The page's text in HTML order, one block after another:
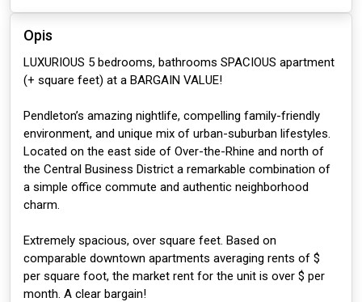
Opis
LUXURIOUS 5 bedrooms, bathrooms SPACIOUS apartment
(+ square feet) at a BARGAIN VALUE!
Pendleton’s amazing nightlife, compelling family-friendly
environment, and unique mix of urban-suburban lifestyles.
Located on the east side of Over-the-Rhine and north of
the Central Business District a remarkable combination of
a simple office commute and authentic neighborhood
charm.
Extremely spacious, over square feet. Based on
comparable downtown apartments averaging rents of $
per square foot, the market rent for the unit is over $ per
month. A clear bargain!